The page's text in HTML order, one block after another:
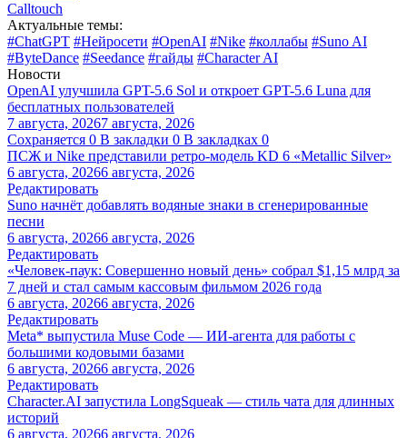
Calltouch
Актуальные темы:
#ChatGPT #Нейросети #OpenAI #Nike #коллабы #Suno AI
#ByteDance #Seedance #гайды #Character AI
Новости
OpenAI улучшила GPT-5.6 Sol и откроет GPT-5.6 Luna для
бесплатных пользователей
7 августа, 20267 августа, 2026
Сохраняется 0 В закладки 0 В закладках 0
ПСЖ и Nike представили ретро-модель KD 6 «Metallic Silver»
6 августа, 20266 августа, 2026
Редактировать
Suno начнёт добавлять водяные знаки в сгенерированные
песни
6 августа, 20266 августа, 2026
Редактировать
«Человек-паук: Совершенно новый день» собрал $1,15 млрд за
7 дней и стал самым кассовым фильмом 2026 года
6 августа, 20266 августа, 2026
Редактировать
Meta* выпустила Muse Code — ИИ-агента для работы с
большими кодовыми базами
6 августа, 20266 августа, 2026
Редактировать
Character.AI запустила LongSqueak — стиль чата для длинных
историй
6 августа, 20266 августа, 2026